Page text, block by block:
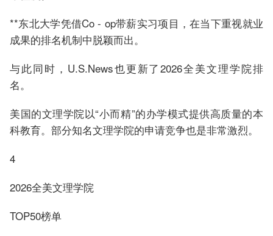
**东北大学凭借Co - op带薪实习项目，在当下重视就业
成果的排名机制中脱颖而出。
与此同时，U.S.News也更新了2026全美文理学院排
名。
美国的文理学院以“小而精”的办学模式提供高质量的本
科教育。部分知名文理学院的申请竞争也是非常激烈。
4
2026全美文理学院
TOP50榜单